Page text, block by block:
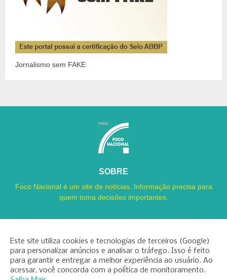
Jornalismo sem FAKE
SOBRE
Foco Nacional é um site de notícias. Informação precisa para
quem toma decisões importantes.
Copyright ©2026 Foco Nacional
Este site utiliza cookies e tecnologias de terceiros (Google)
para personalizar anúncios e analisar o tráfego. Isso é feito
para garantir e entregar a melhor experiência ao usuário. Ao
acessar, você concorda com a política de monitoramento.